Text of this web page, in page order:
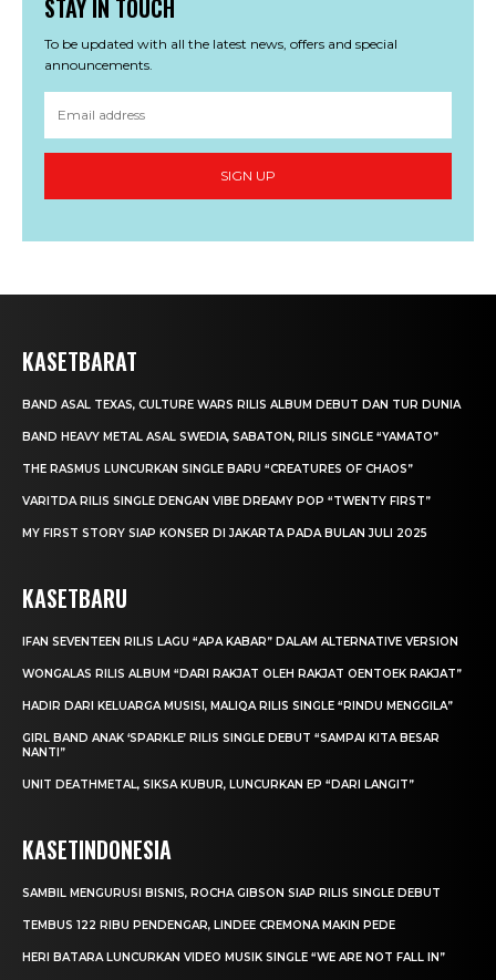
STAY IN TOUCH
To be updated with all the latest news, offers and special
announcements.
SIGN UP
KASETBARAT
BAND ASAL TEXAS, CULTURE WARS RILIS ALBUM DEBUT DAN TUR DUNIA
BAND HEAVY METAL ASAL SWEDIA, SABATON, RILIS SINGLE “YAMATO”
THE RASMUS LUNCURKAN SINGLE BARU “CREATURES OF CHAOS”
VARITDA RILIS SINGLE DENGAN VIBE DREAMY POP “TWENTY FIRST”
MY FIRST STORY SIAP KONSER DI JAKARTA PADA BULAN JULI 2025
KASETBARU
IFAN SEVENTEEN RILIS LAGU “APA KABAR” DALAM ALTERNATIVE VERSION
WONGALAS RILIS ALBUM “DARI RAKJAT OLEH RAKJAT OENTOEK RAKJAT”
HADIR DARI KELUARGA MUSISI, MALIQA RILIS SINGLE “RINDU MENGGILA”
GIRL BAND ANAK ‘SPARKLE’ RILIS SINGLE DEBUT “SAMPAI KITA BESAR
NANTI”
UNIT DEATHMETAL, SIKSA KUBUR, LUNCURKAN EP “DARI LANGIT”
KASETINDONESIA
SAMBIL MENGURUSI BISNIS, ROCHA GIBSON SIAP RILIS SINGLE DEBUT
TEMBUS 122 RIBU PENDENGAR, LINDEE CREMONA MAKIN PEDE
HERI BATARA LUNCURKAN VIDEO MUSIK SINGLE “WE ARE NOT FALL IN”